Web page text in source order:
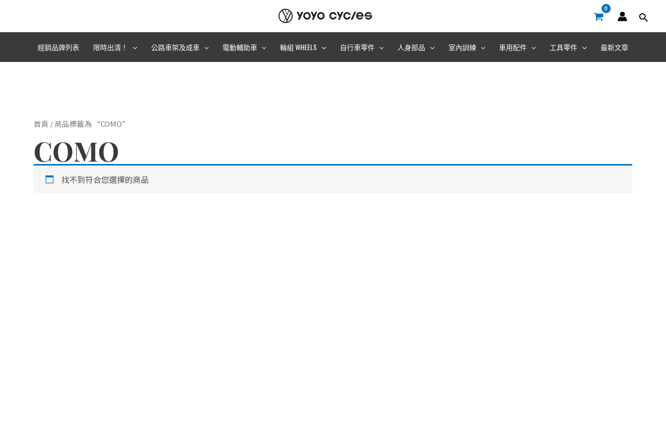
主
經銷品牌列表 限時出清！ 公路車架及成車 電動輔助車 輪組 WHEELS 自行車零件 人身部品 室內訓練 車用配件 工具零件 最新文章
首頁 / 商品標籤為 “COMO”
COMO
找不到符合您選擇的商品